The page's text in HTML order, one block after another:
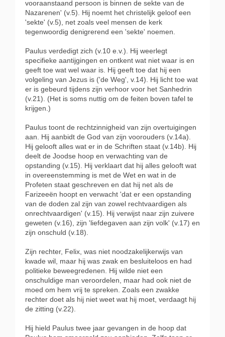
vooraanstaand persoon is binnen de sekte van de
Nazarenen' (v.5). Hij noemt het christelijk geloof een
'sekte' (v.5), net zoals veel mensen de kerk
tegenwoordig denigrerend een 'sekte' noemen.
Paulus verdedigt zich (v.10 e.v.). Hij weerlegt
specifieke aantijgingen en ontkent wat niet waar is en
geeft toe wat wel waar is. Hij geeft toe dat hij een
volgeling van Jezus is ('de Weg', v.14). Hij licht toe wat
er is gebeurd tijdens zijn verhoor voor het Sanhedrin
(v.21). (Het is soms nuttig om de feiten boven tafel te
krijgen.)
Paulus toont de rechtzinnigheid van zijn overtuigingen
aan. Hij aanbidt de God van zijn voorouders (v.14a).
Hij gelooft alles wat er in de Schriften staat (v.14b). Hij
deelt de Joodse hoop en verwachting van de
opstanding (v.15). Hij verklaart dat hij alles gelooft wat
in overeenstemming is met de Wet en wat in de
Profeten staat geschreven en dat hij net als de
Farizeeën hoopt en verwacht 'dat er een opstanding
van de doden zal zijn van zowel rechtvaardigen als
onrechtvaardigen' (v.15). Hij verwijst naar zijn zuivere
geweten (v.16), zijn 'liefdegaven aan zijn volk' (v.17) en
zijn onschuld (v.18).
Zijn rechter, Felix, was niet noodzakelijkerwijs van
kwade wil, maar hij was zwak en besluiteloos en had
politieke beweegredenen. Hij wilde niet een
onschuldige man veroordelen, maar had ook niet de
moed om hem vrij te spreken. Zoals een zwakke
rechter doet als hij niet weet wat hij moet, verdaagt hij
de zitting (v.22).
Hij hield Paulus twee jaar gevangen in de hoop dat